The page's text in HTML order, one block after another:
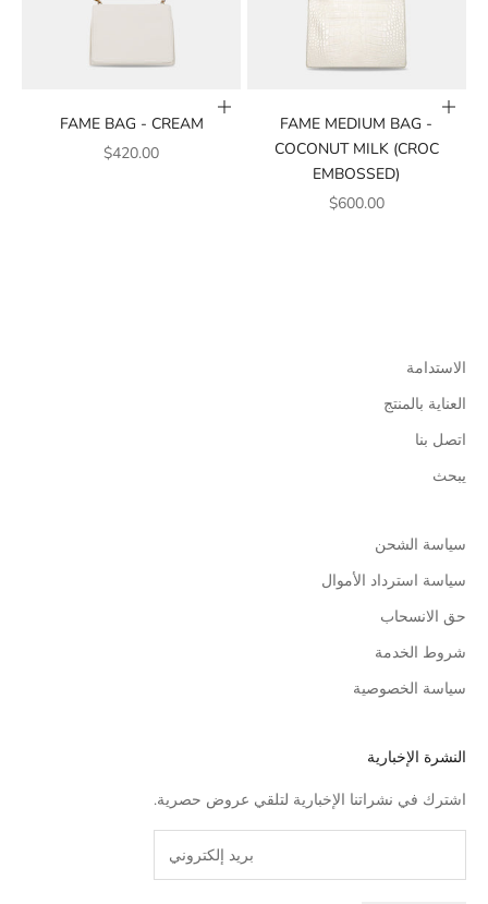
أضف إلى السلة
FAME MEDIUM BAG -
COCONUT MILK (CROC
EMBOSSED)
سعر البيع
$600.00
أضف إلى السلة
FAME BAG - CREAM
سعر البيع
$420.00
الاستدامة
العناية بالمنتج
اتصل بنا
يبحث
سياسة الشحن
سياسة استرداد الأموال
حق الانسحاب
شروط الخدمة
سياسة الخصوصية
النشرة الإخبارية
اشترك في نشراتنا الإخبارية لتلقي عروض حصرية.